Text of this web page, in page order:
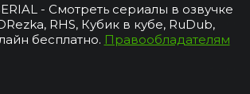
- Смотреть сериалы в озвучке
RHS, Кубик в кубе, RuDub,
бесплатно. Правообладателям